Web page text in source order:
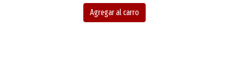
Agregar al carro